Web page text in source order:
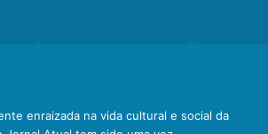
enraizada na vida cultural e social da